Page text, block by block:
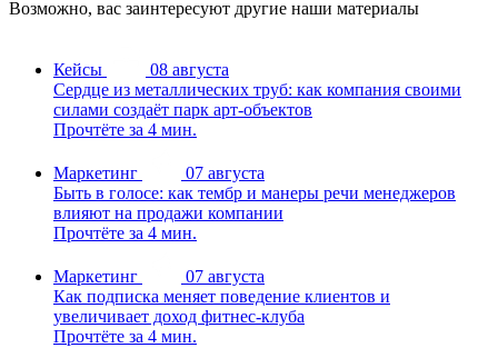
Возможно, вас заинтересуют другие наши материалы
Кейсы
08 августа
Сердце из металлических труб: как компания своими
силами создаёт парк арт-объектов
Прочтёте за 4 мин.
Маркетинг
07 августа
Быть в голосе: как тембр и манеры речи менеджеров
влияют на продажи компании
Прочтёте за 4 мин.
Маркетинг
07 августа
Как подписка меняет поведение клиентов и
увеличивает доход фитнес-клуба
Прочтёте за 4 мин.